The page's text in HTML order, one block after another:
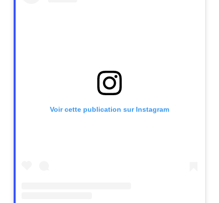
Voir cette publication sur Instagram